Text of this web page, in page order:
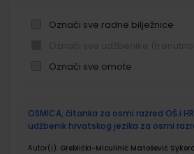
Označi sve radne bilježnice
Označi sve omote
proizvodi
OSMICA, čitanka za osmi razred OŠ i
udžbenik hrvatskog jezika za osmi
Autor(i): Greblički-Miculinić Matošević